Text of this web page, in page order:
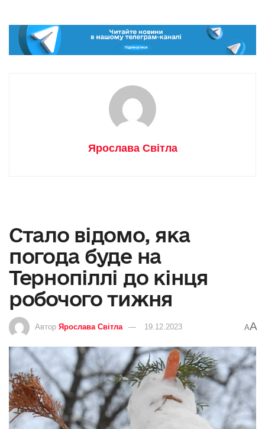
Ярослава Світла
Стало відомо, яка
погода буде на
Тернопіллі до кінця
робочого тижня
Автор Ярослава Світла 19.12.2023 AA